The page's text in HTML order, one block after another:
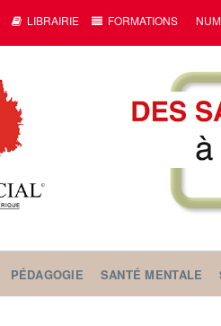
LIBRAIRIE FORMATIONS
PÉDAGOGIE SANTÉ MENTALE